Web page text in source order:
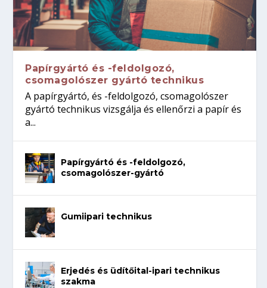
Papírgyártó és -feldolgozó,
csomagolószer gyártó technikus
A papírgyártó, és -feldolgozó, csomagolószer
gyártó technikus vizsgálja és ellenőrzi a papír és
a...
Papírgyártó és -feldolgozó,
csomagolószer-gyártó
Gumiipari technikus
Erjedés és üdítőital-ipari technikus
szakma